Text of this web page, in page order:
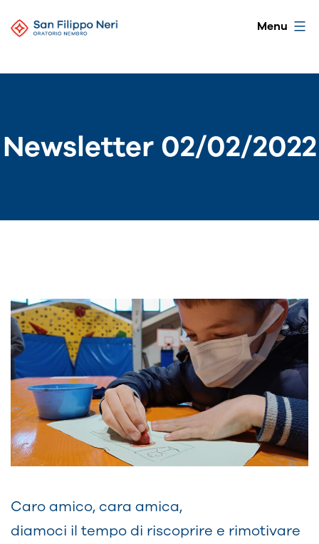
al
Oratorio
di
Menu
Newsletter 02/02/2022
Caro amico, cara amica,
diamoci il tempo di riscoprire e rimotivare